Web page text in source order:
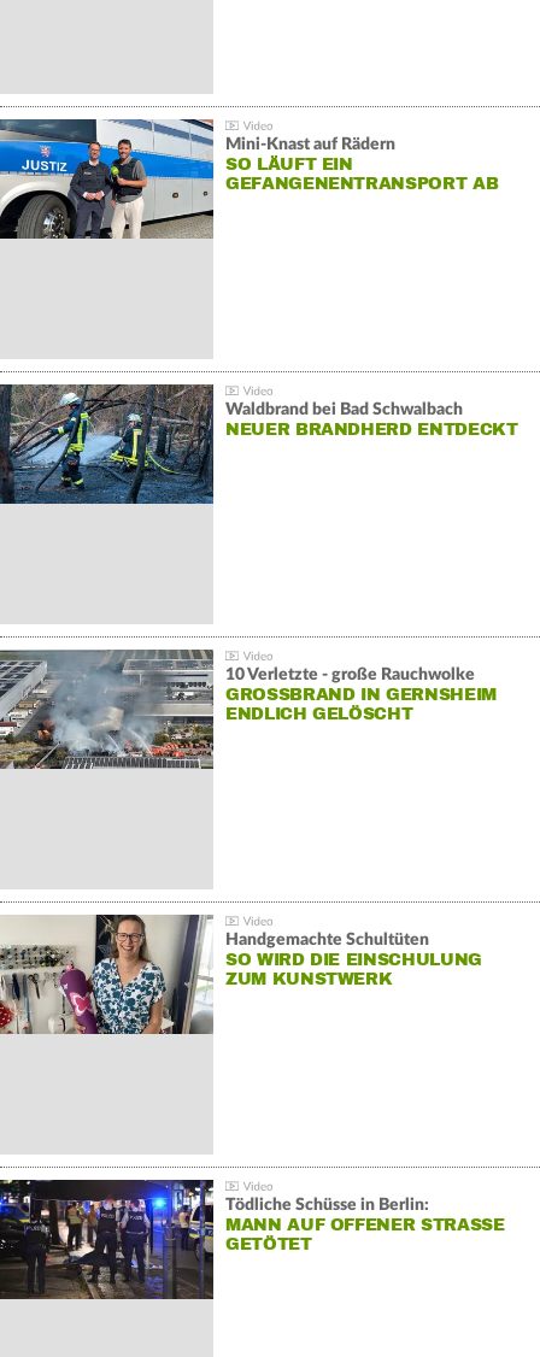
Mini-Knast auf Rädern
SO LÄUFT EIN
GEFANGENENTRANSPORT AB
Waldbrand bei Bad Schwalbach
NEUER BRANDHERD ENTDECKT
10 Verletzte - große Rauchwolke
GROSSBRAND IN GERNSHEIM E
NDLICH GELÖSCHT
Handgemachte Schultüten
SO WIRD DIE EINSCHULUNG
ZUM KUNSTWERK
Tödliche Schüsse in Berlin:
MANN AUF OFFENER STRASSE G
ETÖTET